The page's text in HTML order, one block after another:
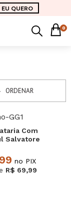
EU QUERO
0
ORDENAR
Com
Salvatore
no PIX
R$ 69,99